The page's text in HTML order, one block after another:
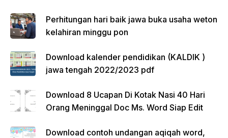
Perhitungan hari baik jawa buka usaha weton
kelahiran minggu pon
Download kalender pendidikan (KALDIK )
jawa tengah 2022/2023 pdf
Download 8 Ucapan Di Kotak Nasi 40 Hari
Orang Meninggal Doc Ms. Word Siap Edit
Download contoh undangan aqiqah word,